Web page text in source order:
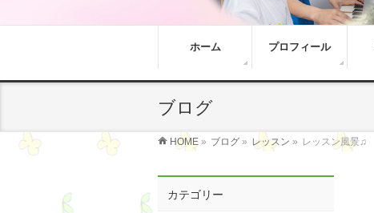
ホーム プロフィール
ブログ
HOME » ブログ » レッスン » レッスン風景♫
カテゴリー